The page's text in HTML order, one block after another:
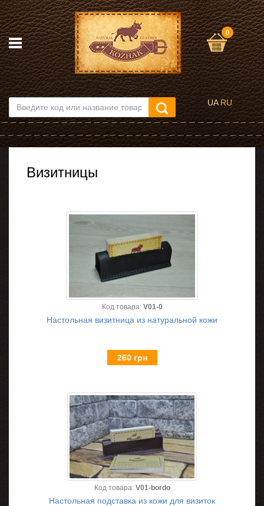
0
UA RU
Визитницы
Код товара: V01-0
Настольная визитница из натуральной кожи
260 грн
Код товара: V01-bordo
Настольная подставка из кожи для визиток